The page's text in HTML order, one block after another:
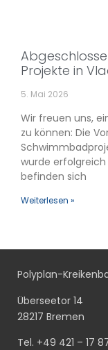
Projekte in
5. Mai 2026
Wir freuen uns,
zu können: Die
wurde
befinden sich
Weiterlesen »
Polyplan-
Überseetor 14
28217 Bremen
Tel. +49 421 – 17